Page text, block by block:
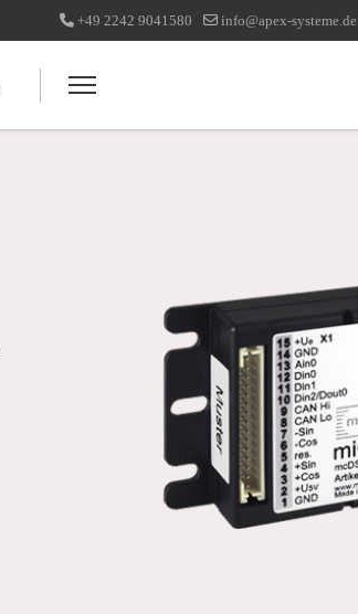
+49 2242 9041580 info@apex-systeme.de